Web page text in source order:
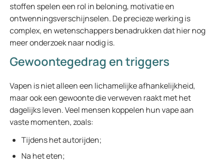
stoffen spelen een rol in beloning, motivatie en
ontwenningsverschijnselen. De precieze werking is
complex, en wetenschappers benadrukken dat hier nog
meer onderzoek naar nodig is.
Gewoontegedrag en triggers
Vapen is niet alleen een lichamelijke afhankelijkheid,
maar ook een gewoonte die verweven raakt met het
dagelijks leven. Veel mensen koppelen hun vape aan
vaste momenten, zoals:
Tijdens het autorijden;
Na het eten;